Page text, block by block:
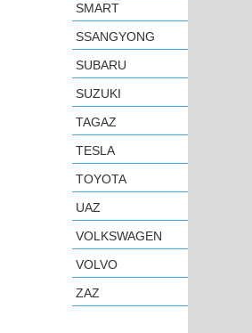
SMART
SSANGYONG
SUBARU
SUZUKI
TAGAZ
TESLA
TOYOTA
UAZ
VOLKSWAGEN
VOLVO
ZAZ